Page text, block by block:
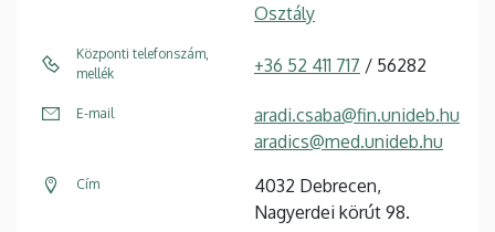
Osztály
Központi telefonszám,
mellék
+36 52 411 717 / 56282
E-mail
aradi.csaba@fin.unideb.hu
aradics@med.unideb.hu
Cím
4032 Debrecen,
Nagyerdei körút 98.